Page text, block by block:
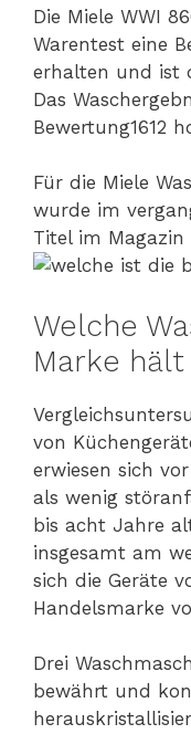
Die Miele WWI
Warentest eine
erhalten und ist
Das
Bewertung1612
Für die Miele
wurde im
Titel im Magazin
Welche
Marke
von
erwiesen sich
als wenig
bis acht Jahre
insgesamt am
sich die Geräte
Handelsmarke
Drei
bewährt und